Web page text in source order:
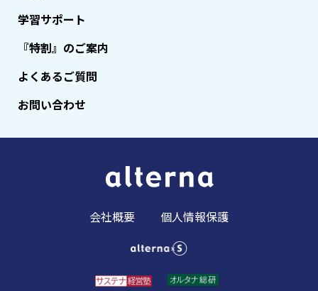
学習サポート
『特割』のご案内
よくあるご質問
お問い合わせ
会社概要 個人情報保護